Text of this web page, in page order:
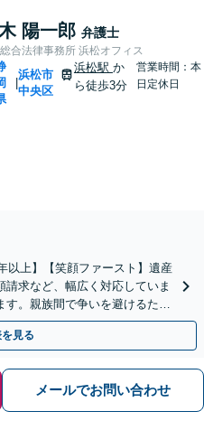
陽一郎 弁護士
合法律事務所 浜松オフィス
浜松市
中央区
浜松駅 か
ら徒歩3分
営業時間：本
日定休日
以上】【笑顔ファースト】遺産
求など、幅広く対応していま
。親族間で争いを避けるため
回面談無料】
見る
メールでお問い合わせ